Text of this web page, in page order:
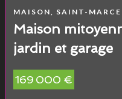
MAISON, SAINT-
Maison
jardin et garage
169 000 €